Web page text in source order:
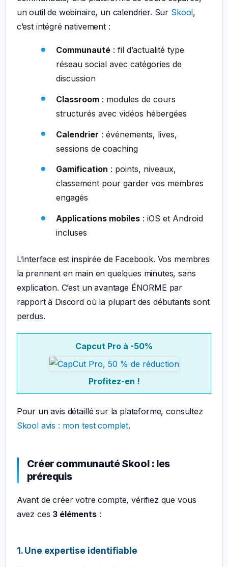
un outil de webinaire, un calendrier. Sur Skool,
c’est intégré nativement :
Communauté: fil d’actualité type
réseau social avec catégories de
discussion
Classroom: modules de cours
structurés avec vidéos hébergées
Calendrier : événements, lives,
sessions de coaching
Gamification : points, niveaux,
classement pour garder vos membres
engagés
Applications mobiles: iOS et Android
incluses
L’interface est inspirée de Facebook. Vos membres
la prennent en main en quelques minutes, sans
explication. C’est un avantage ÉNORME par
rapport à Discord où la plupart des débutants sont
perdus.
Capcut Pro à -50%
Profitez-en !
Pour un avis détaillé sur la plateforme, consultez
Skool avis : mon test complet.
Créer communauté Skool : les
prérequis
Avant de créer votre compte, vérifiez que vous
avez ces 3 éléments:
1. Une expertise identifiable